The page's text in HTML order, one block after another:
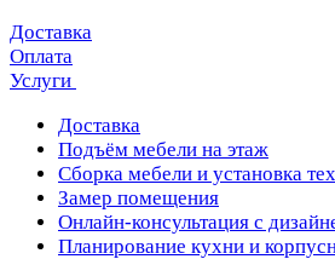
Доставка
Оплата
Услуги
Доставка
Подъём мебели на этаж
Сборка мебели и установка
Замер помещения
Онлайн-консультация с
Планирование кухни и